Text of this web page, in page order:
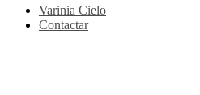
Varinia Cielo
Contactar